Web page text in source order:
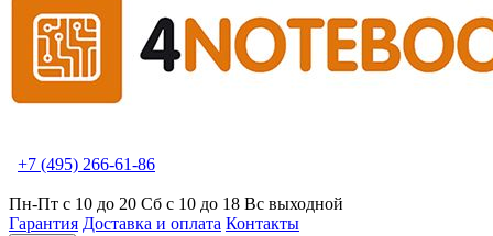
+7 (495) 266-61-86
Пн-Пт с 10 до 20 Сб с 10 до 18 Вс выходной
Гарантия Доставка и оплата Контакты